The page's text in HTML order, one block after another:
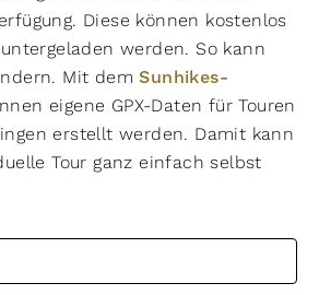
Diese können kostenlos
werden. So kann
Mit dem Sunhikes-
eigene GPX-Daten für Touren
erstellt werden. Damit kann
Tour ganz einfach selbst